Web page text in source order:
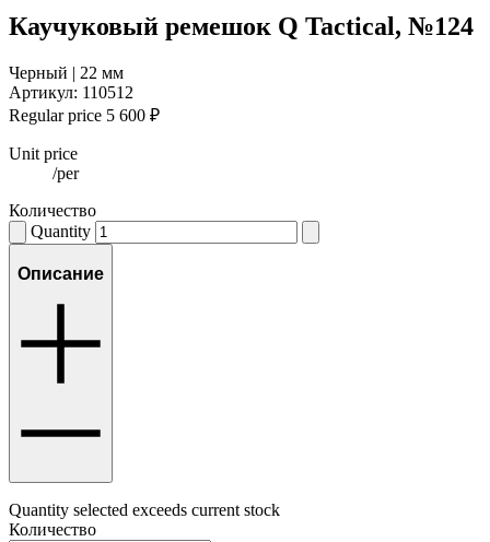
Каучуковый ремешок Q Tactical, №124
Черный | 22 мм
Артикул: 110512
Regular price 5 600 ₽
Unit price
/per
Количество
Quantity
Описание
Quantity selected exceeds current stock
Количество